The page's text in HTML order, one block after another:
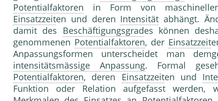
Potentialfaktoren in Form von
Einsatzzeiten und deren Intensität abhängt.
damit des Beschäftigungsgrades können
genommenen Potentialfaktoren, der Einsatzzeit
Anpassungsformen unterscheidet man
intensitätsmässige Anpassung. Formal
Potentialfaktoren, deren Einsatzzeiten und
Funktion oder Relation aufgefasst werden,